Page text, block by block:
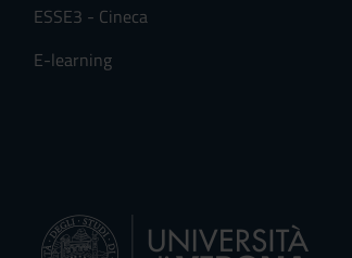
ESSE3 - Cineca
E-learning